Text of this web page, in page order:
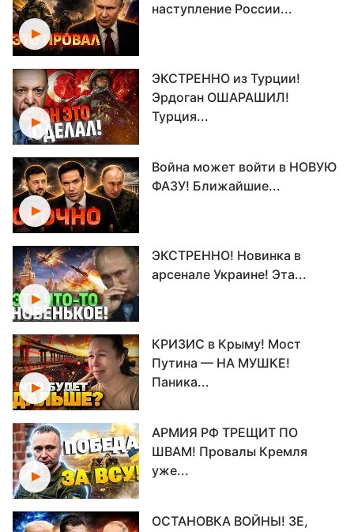
наступление России...
ЭКСТРЕННО из Турции!
Эрдоган ОШАРАШИЛ!
Турция...
Война может войти в НОВУЮ
ФАЗУ! Ближайшие...
ЭКСТРЕННО! Новинка в
арсенале Украине! Эта...
КРИЗИС в Крыму! Мост
Путина — НА МУШКЕ!
Паника...
АРМИЯ РФ ТРЕЩИТ ПО
ШВАМ! Провалы Кремля
уже...
ОСТАНОВКА ВОЙНЫ! ЗЕ,